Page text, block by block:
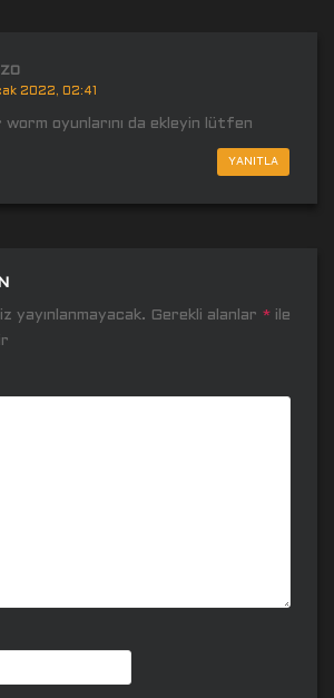
2022, 02:41
worm oyunlarını da ekleyin lütfen
YANITLA
yayınlanmayacak. Gerekli alanlar * ile